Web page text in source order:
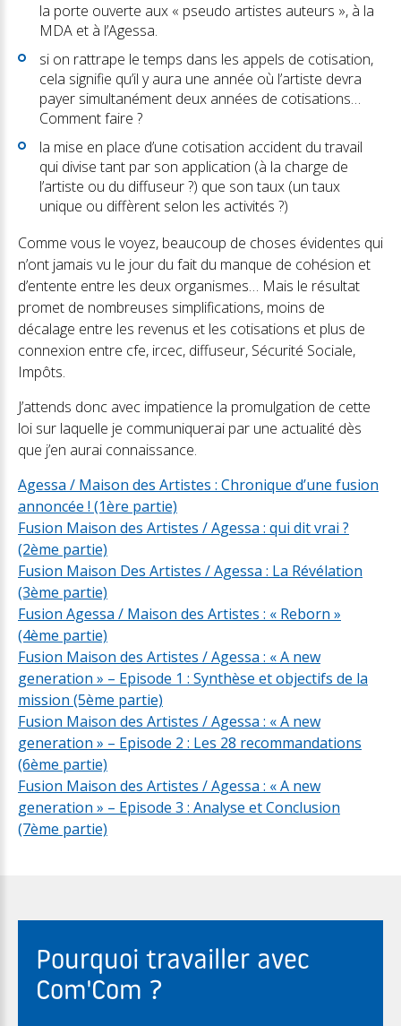
la porte ouverte aux « pseudo artistes auteurs », à la
MDA et à l’Agessa.
si on rattrape le temps dans les appels de cotisation,
cela signifie qu’il y aura une année où l’artiste devra
payer simultanément deux années de cotisations…
Comment faire ?
la mise en place d’une cotisation accident du travail
qui divise tant par son application (à la charge de
l’artiste ou du diffuseur ?) que son taux (un taux
unique ou diffèrent selon les activités ?)
Comme vous le voyez, beaucoup de choses évidentes qui
n’ont jamais vu le jour du fait du manque de cohésion et
d’entente entre les deux organismes… Mais le résultat
promet de nombreuses simplifications, moins de
décalage entre les revenus et les cotisations et plus de
connexion entre cfe, ircec, diffuseur, Sécurité Sociale,
Impôts.
J’attends donc avec impatience la promulgation de cette
loi sur laquelle je communiquerai par une actualité dès
que j’en aurai connaissance.
Agessa / Maison des Artistes : Chronique d’une fusion
annoncée ! (1ère partie)
Fusion Maison des Artistes / Agessa : qui dit vrai ?
(2ème partie)
Fusion Maison Des Artistes / Agessa : La Révélation
(3ème partie)
Fusion Agessa / Maison des Artistes : « Reborn »
(4ème partie)
Fusion Maison des Artistes / Agessa : « A new
generation » – Episode 1 : Synthèse et objectifs de la
mission (5ème partie)
Fusion Maison des Artistes / Agessa : « A new
generation » – Episode 2 : Les 28 recommandations
(6ème partie)
Fusion Maison des Artistes / Agessa : « A new
generation » – Episode 3 : Analyse et Conclusion
(7ème partie)
Pourquoi travailler avec
Com'Com ?